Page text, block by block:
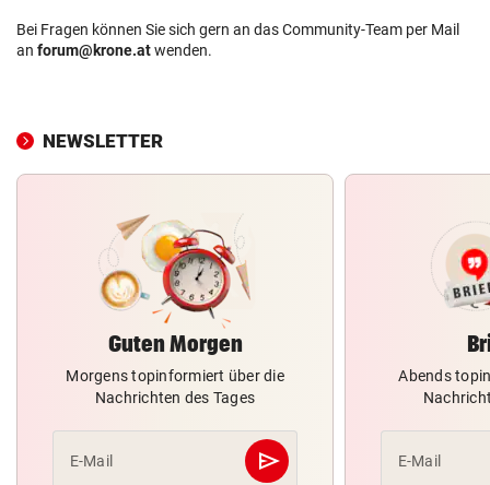
Bei Fragen können Sie sich gern an das Community-Team per Mail
an forum@krone.atwenden.
NEWSLETTER
Guten Morgen
Morgens topinformiert über die
Nachrichten des Tages
E-Mail send
Abschicken
Abends
E-Mail